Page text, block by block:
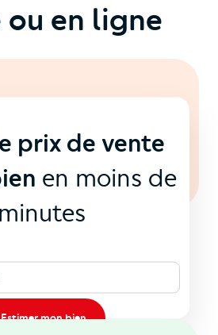
ou en ligne
prix de vente
en moins de
Estimer mon bien